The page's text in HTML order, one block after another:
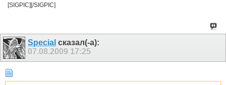
[SIGPIC][/SIGPIC]
Special сказал(-а):
07.08.2009 17:25